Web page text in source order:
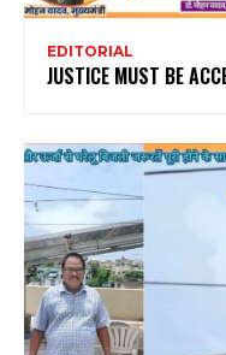
EDITORIAL
JUSTICE MUST BE